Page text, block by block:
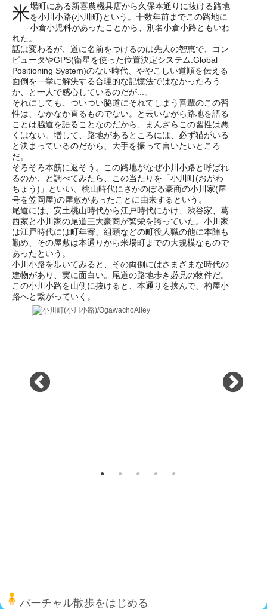
米場町にある新喜農機具店から久保本通りに抜ける路地
を小川小路(小川町)という。十数年前までこの路地に
小倉小児科があったことから、別名小倉小路ともいわ
れた。
話は変わるが、道に名前をつけるのは先人の智恵で、コン
ピュータやGPS(衛星を使った位置決定システム:Global
Positioning System)のない時代、ややこしい道順を伝える
面倒を一挙に解決する合理的な記憶法ではなかったろう
か、と一人で感心しているのだが...。
それにしても、ついつい脇道にそれてしまう吾輩のこの習
性は、なかなか直るものでない。と云いながら路地を語る
ことは脇道を語ることなのだから、まんざらこの習性は悪
くはない。増して、路地があるところには、必ず猫がいる
と決まっているのだから、大手を振って言いたいところ
だ。
そろそろ本筋に返そう。この路地がなぜ小川小路と呼ばれ
るのか、と調べてみたら、この当たりを「小川町(おがわ
ちょう)」といい、桃山時代にさかのぼる豪商の小川家(屋
号を笠岡屋)の屋敷があったことに由来するという。
尾道には、安土桃山時代から江戸時代にかけ、渋谷家、葛
西家と小川家の尾道三大豪商が繁栄を誇っていた。小川家
は江戸時代には町年寄、組頭などの町役人職の他に本陣も
勤め、その屋敷は本通りから米場町までの大規模なもので
あったという。
小川小路を歩いてみると、その両側にはさまざまな時代の
建物があり、実に面白い。尾道の路地歩き必見の物件だ。
この小川小路を山側に抜けると、本通りを挟んで、杓屋小
路へと繋がっていく。
バーチャル散歩をはじめる